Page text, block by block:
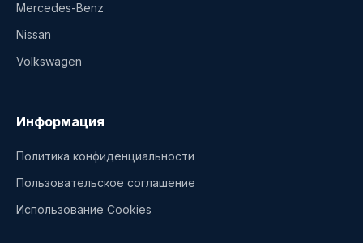
Mercedes-Benz
Nissan
Volkswagen
Информация
Политика конфиденциальности
Пользовательское соглашение
Использование Cookies